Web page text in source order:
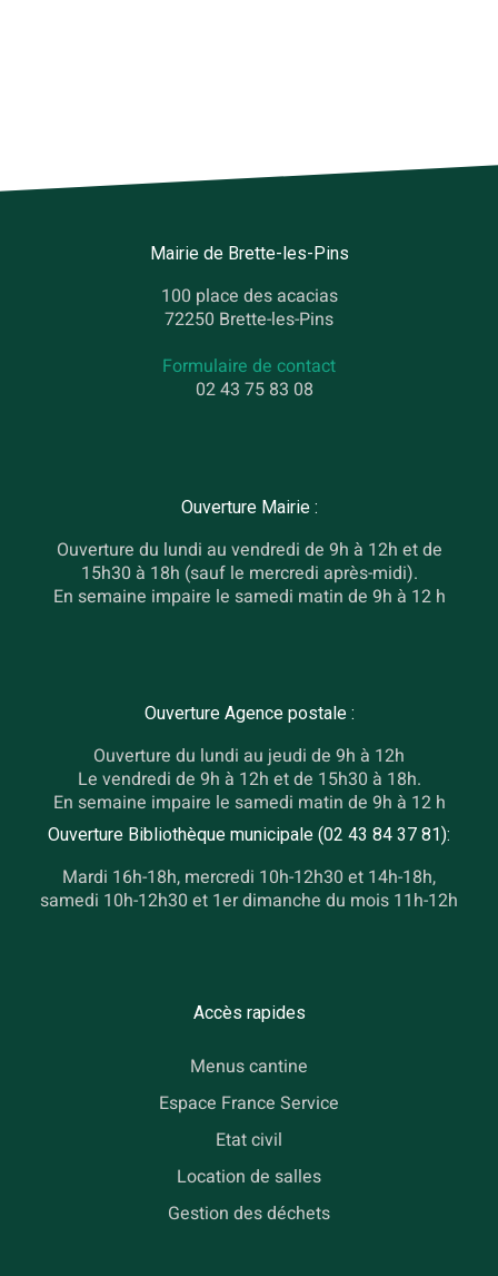
Mairie de Brette-les-Pins
100 place des acacias
72250 Brette-les-Pins
Formulaire de contact
02 43 75 83 08
Ouverture Mairie :
Ouverture du lundi au vendredi de 9h à 12h et de
15h30 à 18h (sauf le mercredi après-midi).
En semaine impaire le samedi matin de 9h à 12 h
Ouverture Agence postale :
Ouverture du lundi au jeudi de 9h à 12h
Le vendredi de 9h à 12h et de 15h30 à 18h.
En semaine impaire le samedi matin de 9h à 12 h
Ouverture Bibliothèque municipale (02 43 84 37 81):
Mardi 16h-18h, mercredi 10h-12h30 et 14h-18h,
samedi 10h-12h30 et 1er dimanche du mois 11h-12h
Accès rapides
Menus cantine
Espace France Service
Etat civil
Location de salles
Gestion des déchets